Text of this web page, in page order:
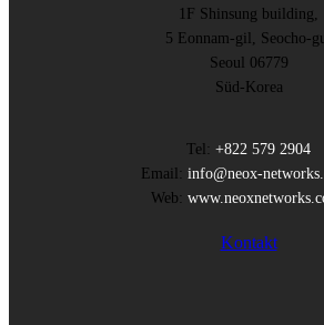
1F Shinsung building,
5 Eonnam-gil, Seocho-
Seoul 06779
Süd-Korea
Tel: +822 579 2904
Email: info@neox-
Web:
Kontakt